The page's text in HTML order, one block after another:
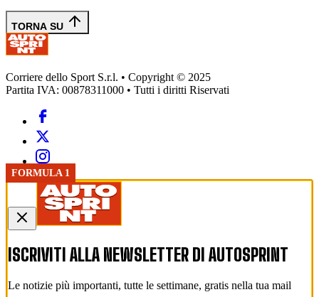
FORMULA 1
TORNA SU
Corriere dello Sport S.r.l. • Copyright © 2025
Partita IVA: 00878311000 • Tutti i diritti Riservati
ISCRIVITI ALLA NEWSLETTER DI AUTOSPRINT
Le notizie più importanti, tutte le settimane, gratis nella tua mail